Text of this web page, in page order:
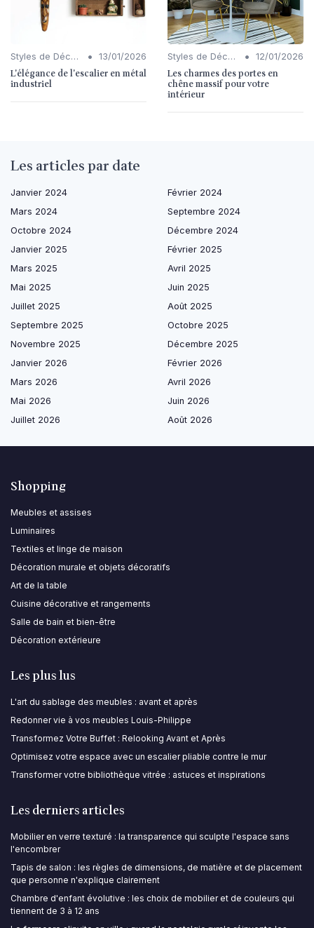
Styles de Décoration Intérieure • 13/01/2026
L'élégance de l'escalier en métal
industriel
Styles de Décoration Intérieure • 12/01/2026
Les charmes des portes en
chêne massif pour votre
intérieur
Les articles par date
Janvier 2024
Février 2024
Mars 2024
Septembre 2024
Octobre 2024
Décembre 2024
Janvier 2025
Février 2025
Mars 2025
Avril 2025
Mai 2025
Juin 2025
Juillet 2025
Août 2025
Septembre 2025
Octobre 2025
Novembre 2025
Décembre 2025
Janvier 2026
Février 2026
Mars 2026
Avril 2026
Mai 2026
Juin 2026
Juillet 2026
Août 2026
Shopping
Meubles et assises
Luminaires
Textiles et linge de maison
Décoration murale et objets décoratifs
Art de la table
Cuisine décorative et rangements
Salle de bain et bien-être
Décoration extérieure
Les plus lus
L'art du sablage des meubles : avant et après
Redonner vie à vos meubles Louis-Philippe
Transformez Votre Buffet : Relooking Avant et Après
Optimisez votre espace avec un escalier pliable contre le mur
Transformer votre bibliothèque vitrée : astuces et inspirations
Les derniers articles
Mobilier en verre texturé : la transparence qui sculpte l'espace sans
l'encombrer
Tapis de salon : les règles de dimensions, de matière et de placement
que personne n'explique clairement
Chambre d'enfant évolutive : les choix de mobilier et de couleurs qui
tiennent de 3 à 12 ans